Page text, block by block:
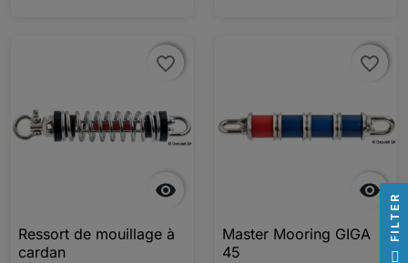

favorite_border
favorite_border
Ressort de mouillage à
cardan

favorite_border
favorite_border
Master Mooring GIGA
45
R